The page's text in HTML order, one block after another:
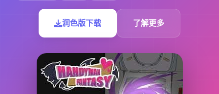
润色版下载 了解更多